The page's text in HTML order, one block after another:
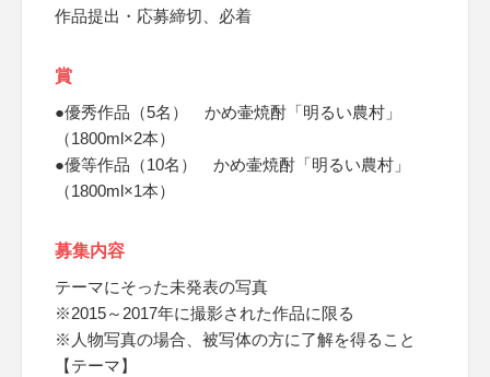
作品提出・応募締切、必着
賞
●優秀作品（5名） かめ壷焼酎「明るい農村」
（1800ml×2本）
●優等作品（10名） かめ壷焼酎「明るい農村」
（1800ml×1本）
募集内容
テーマにそった未発表の写真
※2015～2017年に撮影された作品に限る
※人物写真の場合、被写体の方に了解を得ること
【テーマ】